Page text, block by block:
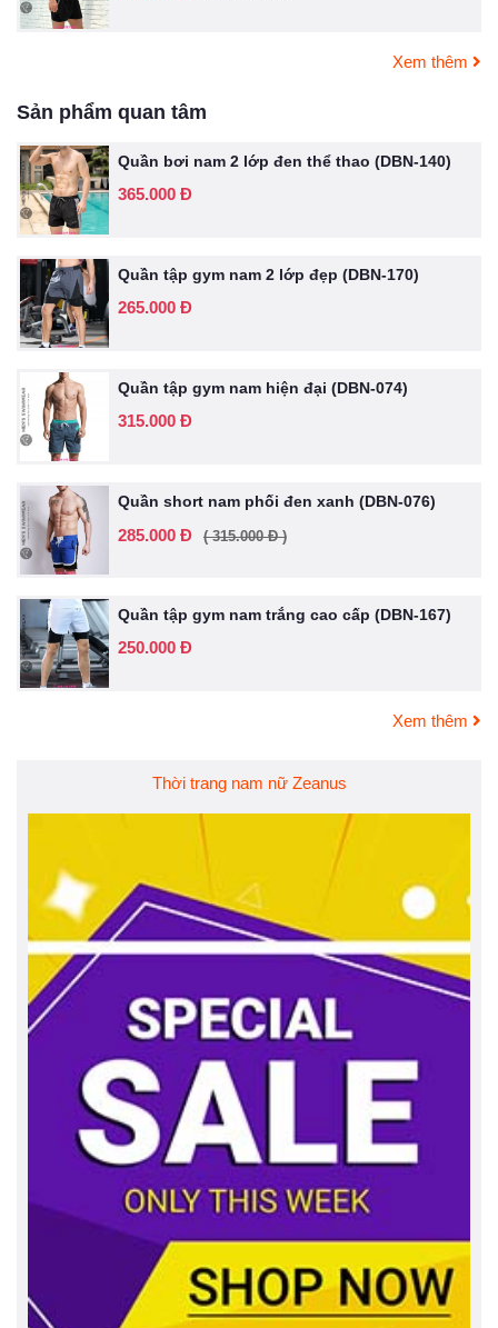
Xem thêm
Sản phẩm quan tâm
Quần bơi nam 2 lớp đen thể thao (DBN-140)
365.000 Đ
Quần tập gym nam 2 lớp đẹp (DBN-170)
265.000 Đ
Quần tập gym nam hiện đại (DBN-074)
315.000 Đ
Quần short nam phối đen xanh (DBN-076)
285.000 Đ ( 315.000 Đ )
Quần tập gym nam trắng cao cấp (DBN-167)
250.000 Đ
Xem thêm
Thời trang nam nữ Zeanus